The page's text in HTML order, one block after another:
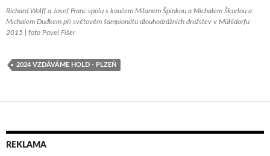
Richard Wolff a Josef Franc spolu s koučem Milanem Špinkou a Michalem Škurlou a
Michalem Dudkem při světovém šampionátu dlouhodrážních družstev v Mühldorfu
2015 | foto Pavel Fišer
2024 VZDÁVÁME HOLD - PLZEŇ
REKLAMA